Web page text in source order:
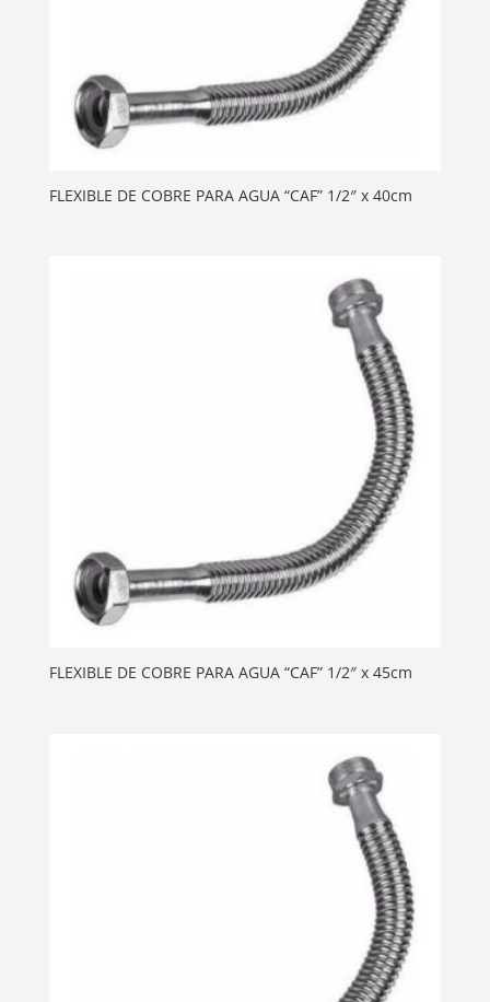
FLEXIBLE DE COBRE PARA AGUA “CAF” 1/2″ x 40cm
FLEXIBLE DE COBRE PARA AGUA “CAF” 1/2″ x 45cm